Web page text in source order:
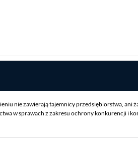
nie zawierają tajemnicy przedsiębiorstwa,
w sprawach z zakresu ochrony konkurencji i